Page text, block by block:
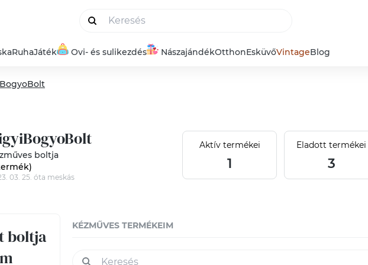
RuhaJáték Ovi- és sulikezdés NászajándékOtthonEsküvőVintageBlog
boltja
)
03. 25. óta meskás
Aktív termékei
1
Eladott termékei
3
boltja
KÉZMŰVES TERMÉKEIM